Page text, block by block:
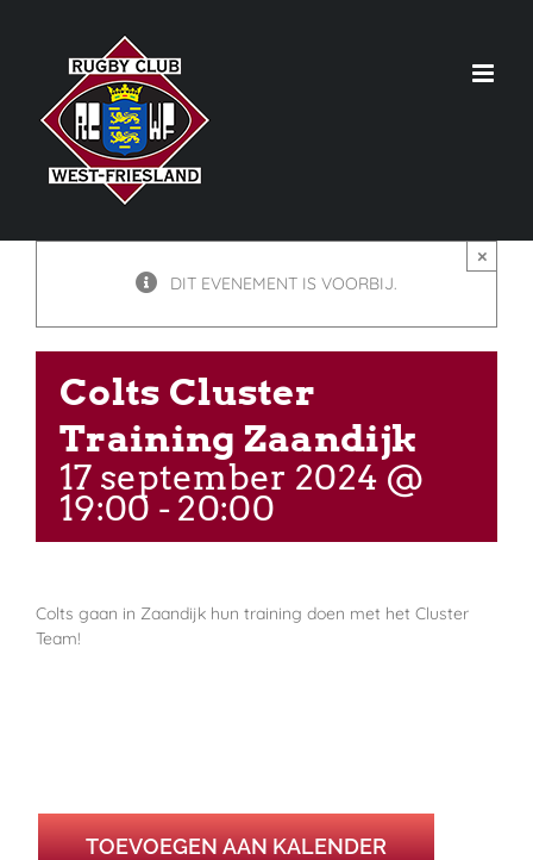
DIT EVENEMENT IS VOORBIJ.
×
Colts Cluster
Training Zaandijk
17 september 2024 @
19:00 - 20:00
Colts gaan in Zaandijk hun training doen met het Cluster
Team!
TOEVOEGEN AAN KALENDER